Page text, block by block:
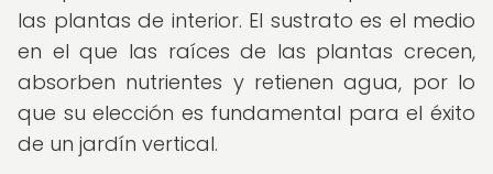
las plantas de interior. El sustrato es el medio
en el que las raíces de las plantas crecen,
absorben nutrientes y retienen agua, por lo
que su elección es fundamental para el éxito
de un jardín vertical.